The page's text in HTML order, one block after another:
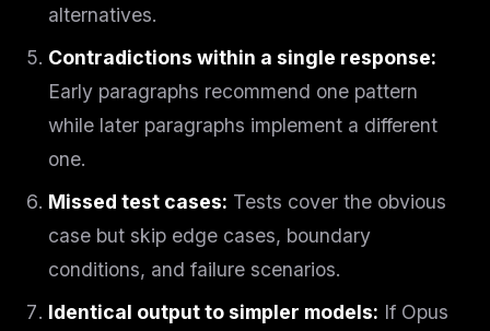
alternatives.
Contradictions within a single response:
Early paragraphs recommend one pattern
while later paragraphs implement a different
one.
Missed test cases: Tests cover the obvious
case but skip edge cases, boundary
conditions, and failure scenarios.
Identical output to simpler models: If Opus